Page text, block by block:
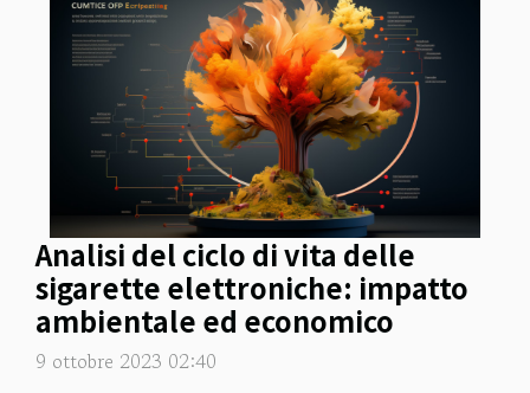
Analisi del ciclo di vita delle
sigarette elettroniche: impatto
ambientale ed economico
9 ottobre 2023 02:40